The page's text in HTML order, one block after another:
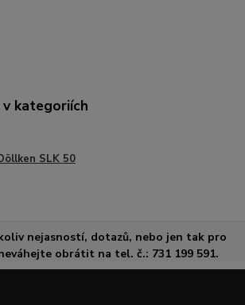
kategoriích
SLK 50
nejasností, dotazů, nebo jen tak pro
obrátit na tel. č.: 731 199 591.